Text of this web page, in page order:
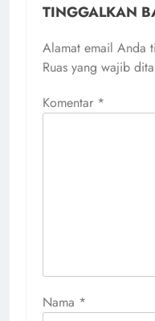
TINGGALKAN
Alamat email Anda
Ruas yang wajib
Komentar *
Nama *